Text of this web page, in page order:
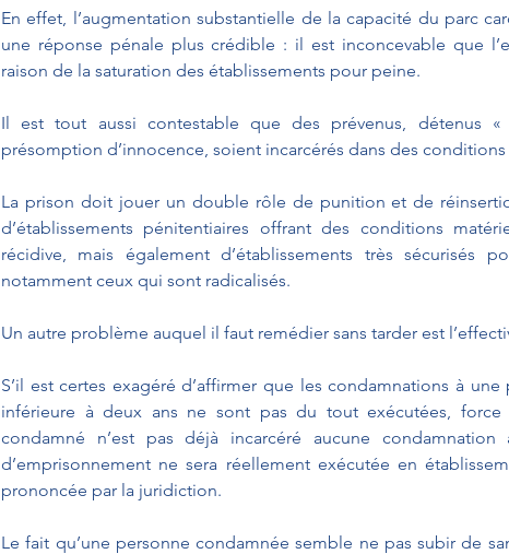
En effet, l’augmentation substantielle de la capacité du parc
une réponse pénale plus crédible : il est inconcevable que
raison de la saturation des établissements pour peine.
Il est tout aussi contestable que des prévenus, détenus
présomption d’innocence, soient incarcérés dans des
La prison doit jouer un double rôle de punition et de
d’établissements pénitentiaires offrant des conditions
récidive, mais également d’établissements très sécurisés
notamment ceux qui sont radicalisés.
Un autre problème auquel il faut remédier sans tarder est
S’il est certes exagéré d’affirmer que les condamnations à
inférieure à deux ans ne sont pas du tout exécutées,
condamné n’est pas déjà incarcéré aucune
d’emprisonnement ne sera réellement exécutée en
prononcée par la juridiction.
Le fait qu’une personne condamnée semble ne pas subir de